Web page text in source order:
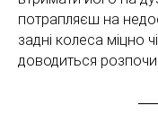
потрапляєш на
задні колеса міцно
доводиться